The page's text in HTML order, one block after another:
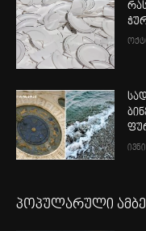
პოპულარული